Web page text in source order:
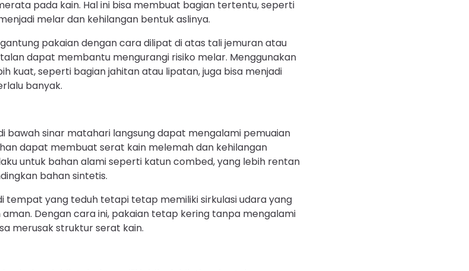
pada kain. Hal ini bisa membuat bagian tertentu, seperti
melar dan kehilangan bentuk aslinya.
pakaian dengan cara dilipat di atas tali jemuran atau
dapat membantu mengurangi risiko melar. Menggunakan
kuat, seperti bagian jahitan atau lipatan, juga bisa menjadi
banyak.
bawah sinar matahari langsung dapat mengalami pemuaian
dapat membuat serat kain melemah dan kehilangan
untuk bahan alami seperti katun combed, yang lebih rentan
bahan sintetis.
tempat yang teduh tetapi tetap memiliki sirkulasi udara yang
Dengan cara ini, pakaian tetap kering tanpa mengalami
merusak struktur serat kain.